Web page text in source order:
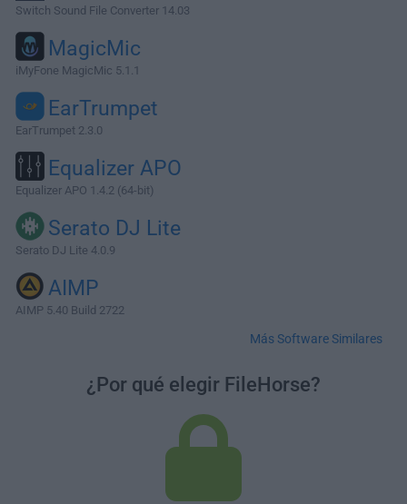
Switch Sound File Converter 14.03
MagicMic
iMyFone MagicMic 5.1.1
EarTrumpet
EarTrumpet 2.3.0
Equalizer APO
Equalizer APO 1.4.2 (64-bit)
Serato DJ Lite
Serato DJ Lite 4.0.9
AIMP
AIMP 5.40 Build 2722
Más Software Similares
¿Por qué elegir FileHorse?